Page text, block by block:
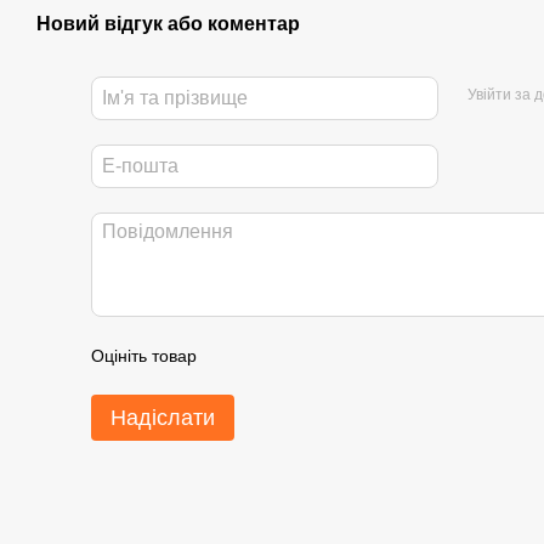
Новий відгук або коментар
Увійти за
Оцініть товар
Надіслати